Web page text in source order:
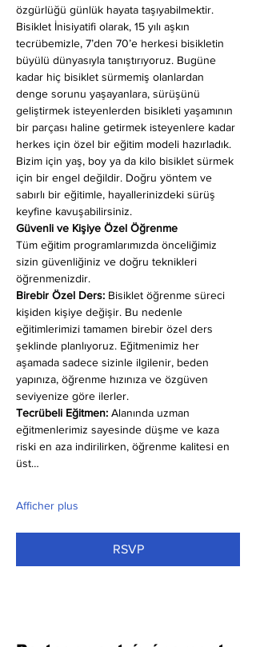
özgürlüğü günlük hayata taşıyabilmektir.
Bisiklet İnisiyatifi olarak, 15 yılı aşkın
tecrübemizle, 7’den 70’e herkesi bisikletin
büyülü dünyasıyla tanıştırıyoruz. Bugüne
kadar hiç bisiklet sürmemiş olanlardan
denge sorunu yaşayanlara, sürüşünü
geliştirmek isteyenlerden bisikleti yaşamının
bir parçası haline getirmek isteyenlere kadar
herkes için özel bir eğitim modeli hazırladık.
Bizim için yaş, boy ya da kilo bisiklet sürmek
için bir engel değildir. Doğru yöntem ve
sabırlı bir eğitimle, hayallerinizdeki sürüş
keyfine kavuşabilirsiniz.
Güvenli ve Kişiye Özel Öğrenme
Tüm eğitim programlarımızda önceliğimiz
sizin güvenliğiniz ve doğru teknikleri
öğrenmenizdir.
Birebir Özel Ders: Bisiklet öğrenme süreci
kişiden kişiye değişir. Bu nedenle
eğitimlerimizi tamamen birebir özel ders
şeklinde planlıyoruz. Eğitmenimiz her
aşamada sadece sizinle ilgilenir, beden
yapınıza, öğrenme hızınıza ve özgüven
seviyenize göre ilerler.
Tecrübeli Eğitmen: Alanında uzman
eğitmenlerimiz sayesinde düşme ve kaza
riski en aza indirilirken, öğrenme kalitesi en
üst…
Afficher plus
RSVP